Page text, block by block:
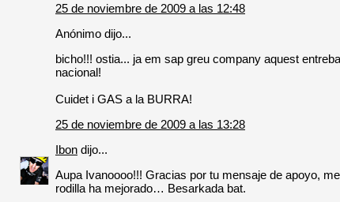
25 de noviembre de 2009 a las 12:48
Anónimo dijo...
bicho!!! ostia... ja em sap greu company aquest
nacional!
Cuidet i GAS a la BURRA!
25 de noviembre de 2009 a las 13:28
Ibon dijo...
Aupa Ivanoooo!!! Gracias por tu mensaje de apoyo,
rodilla ha mejorado… Besarkada bat.